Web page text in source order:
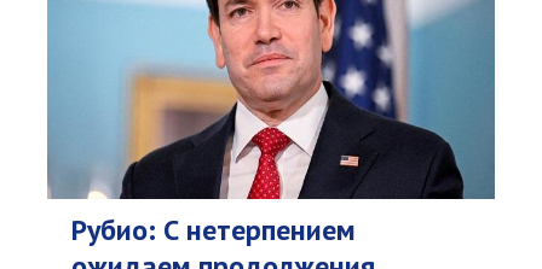
Рубио: С нетерпением